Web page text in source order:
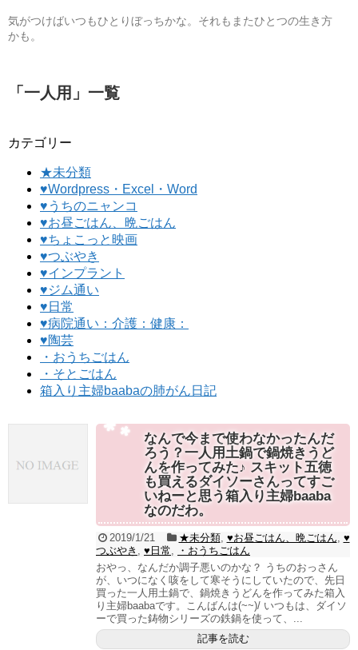
気がつけばいつもひとりぼっちかな。それもまたひとつの生き方
かも。
「 一人用 」 一覧
カテゴリー
★未分類
♥Wordpress・Excel・Word
♥うちのニャンコ
♥お昼ごはん、晩ごはん
♥ちょこっと映画
♥つぶやき
♥インプラント
♥ジム通い
♥日常
♥病院通い：介護：健康：
♥陶芸
・おうちごはん
・そとごはん
箱入り主婦baabaの肺がん日記
なんで今まで使わなかったんだ
ろう？一人用土鍋で鍋焼きうど
んを作ってみた♪ スキット五徳
も買えるダイソーさんってすご
いねーと思う箱入り主婦baaba
なのだわ。
2019/1/21 ★未分類, ♥お昼ごはん、晩ごはん, ♥
つぶやき , ♥日常,
・おうちごはん
おやっ、なんだか調子悪いのかな？ うちのおっさん
が、いつになく咳をして寒そうにしていたので、先日
買った一人用土鍋で、鍋焼きうどんを作ってみた箱入
り主婦baabaです。こんばんは(~~)/ いつもは、ダイソ
ーで買った鋳物シリーズの鉄鍋を使って、...
記事を読む